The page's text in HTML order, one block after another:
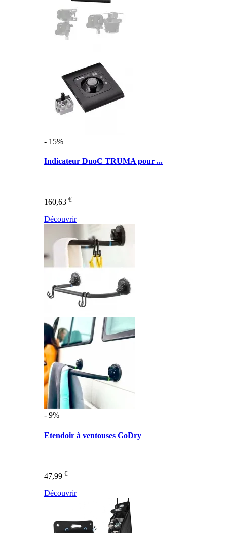
- 15%
Indicateur DuoC TRUMA pour ...
160,63 €
Découvrir
- 9%
Etendoir à ventouses GoDry
47,99 €
Découvrir